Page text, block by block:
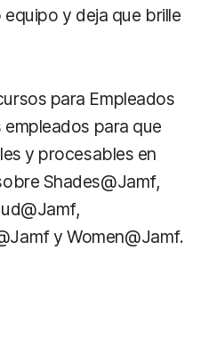
y deja que brille
para Empleados
para que
y procesables en
Shades@Jamf,
y Women@Jamf.